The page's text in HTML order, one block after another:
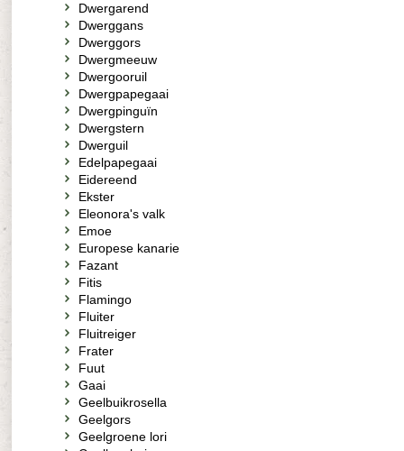
Dwergarend
Dwerggans
Dwerggors
Dwergmeeuw
Dwergooruil
Dwergpapegaai
Dwergpinguïn
Dwergstern
Dwerguil
Edelpapegaai
Eidereend
Ekster
Eleonora's valk
Emoe
Europese kanarie
Fazant
Fitis
Flamingo
Fluiter
Fluitreiger
Frater
Fuut
Gaai
Geelbuikrosella
Geelgors
Geelgroene lori